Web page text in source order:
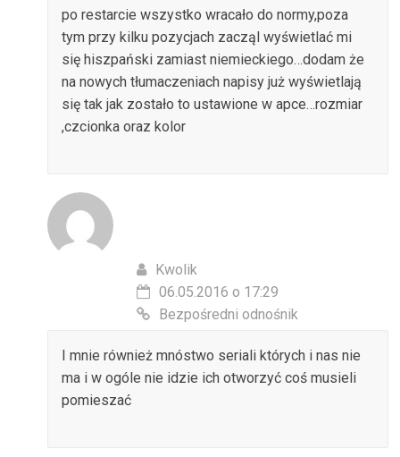
po restarcie wszystko wracało do normy,poza
tym przy kilku pozycjach zacząl wyświetlać mi
się hiszpański zamiast niemieckiego…dodam że
na nowych tłumaczeniach napisy już wyświetlają
się tak jak zostało to ustawione w apce…rozmiar
,czcionka oraz kolor
Kwolik
06.05.2016 o 17:29
Bezpośredni odnośnik
I mnie również mnóstwo seriali których i nas nie
ma i w ogóle nie idzie ich otworzyć coś musieli
pomieszać